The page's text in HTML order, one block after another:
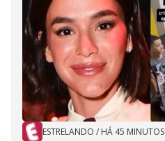
ESTRELANDO / HÁ 45 MINUTOS